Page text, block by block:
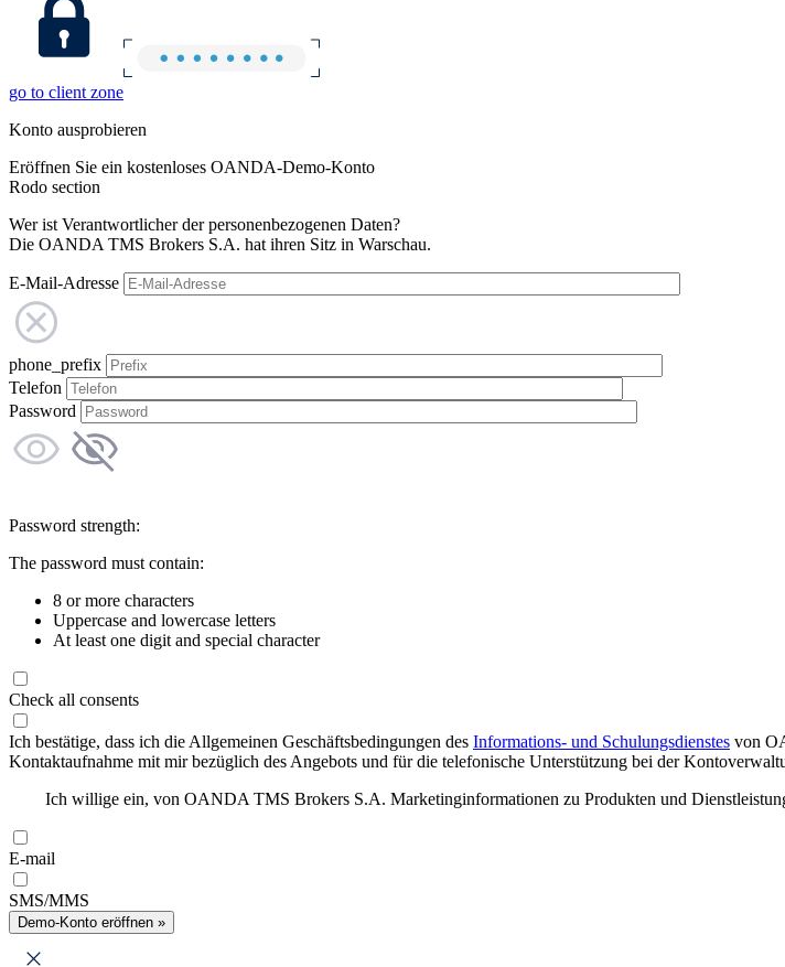
go to client zone
Konto ausprobieren
Eröffnen Sie ein kostenloses OANDA-Demo-Konto
Rodo section
Wer ist Verantwortlicher der personenbezogenen Daten?
Die OANDA TMS Brokers S.A. hat ihren Sitz in Warschau.
E-Mail-Adresse
phone_prefix
Telefon
Password
Password strength:
The password must contain:
8 or more characters
Uppercase and lowercase letters
At least one digit and special character
Check all consents
Ich bestätige, dass ich die Allgemeinen Geschäftsbedingungen des Informations- und Schulungsdienstes von
Kontaktaufnahme mit mir bezüglich des Angebots und für die telefonische Unterstützung bei der
Ich willige ein, von OANDA TMS Brokers S.A. Marketinginformationen zu Produkten und
E-mail
SMS/MMS
Demo-Konto eröffnen »